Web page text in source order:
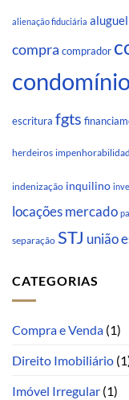
alienação fiduciária aluguel
compra comprador
escritura fgts
herdeiros
indenização inquilino
locações mercado
separação STJ união
CATEGORIAS
Compra e Venda (1)
Direito Imobiliário
Imóvel Irregular (1)